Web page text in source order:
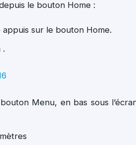
le bouton Home :
appuis sur le bouton Home.
.
Menu, en bas sous